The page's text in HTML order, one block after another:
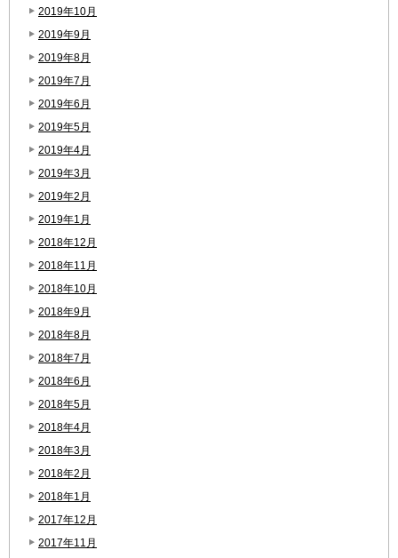
2019年10月
2019年9月
2019年8月
2019年7月
2019年6月
2019年5月
2019年4月
2019年3月
2019年2月
2019年1月
2018年12月
2018年11月
2018年10月
2018年9月
2018年8月
2018年7月
2018年6月
2018年5月
2018年4月
2018年3月
2018年2月
2018年1月
2017年12月
2017年11月